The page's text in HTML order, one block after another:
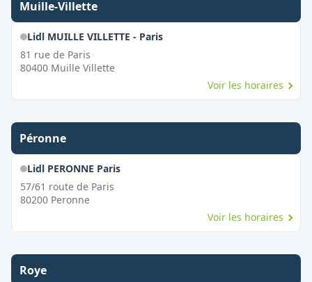
Muille-Villette
Lidl MUILLE VILLETTE - Paris
81 rue de Paris
80400 Muille Villette
Voir les horaires
Péronne
Lidl PERONNE Paris
57/61 route de Paris
80200 Peronne
Voir les horaires
Roye